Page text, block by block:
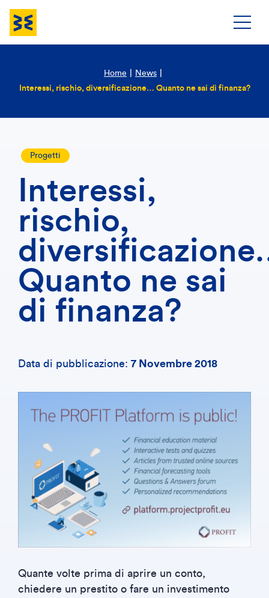
Home News
Interessi, rischio, diversificazione… Quanto ne sai di finanza?
Progetti
Interessi,
rischio,
Quanto ne sai
di finanza?
Data di pubblicazione: 7 Novembre 2018
Quante volte prima di aprire un conto,
chiedere un prestito o fare un investimento